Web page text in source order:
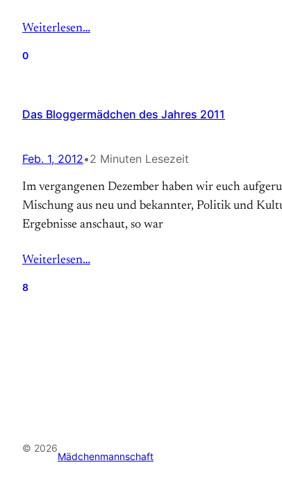
Weiterlesen…
0
Das Bloggermädchen des Jahres 2011
Feb. 1, 2012•2 Minuten Lesezeit
Im vergangenen Dezember haben wir euch
Mischung aus neu und bekannter, Politik und
Ergebnisse anschaut, so war
Weiterlesen…
8
© 2026
Mädchenmannschaft